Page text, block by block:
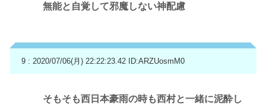
無能と自覚して邪魔しない神配慮
9 : 2020/07/06(月) 22:22:23.42 ID:ARZUosmM0
そもそも西日本豪雨の時も西村と一緒に泥酔し